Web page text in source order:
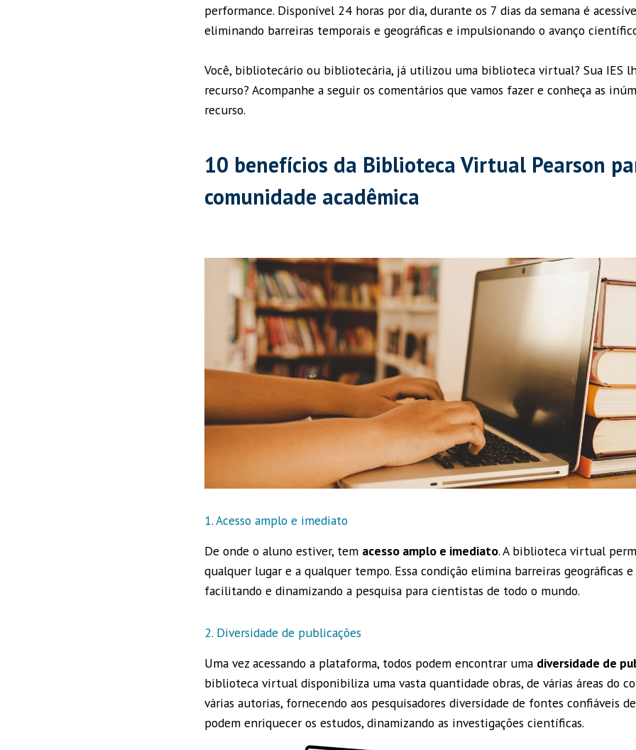
performance. Disponível 24 horas por dia, durante os 7 dias da semana é
eliminando barreiras temporais e geográficas e impulsionando o avanço
Você, bibliotecário ou bibliotecária, já utilizou uma biblioteca virtual? Sua IES
recurso? Acompanhe a seguir os comentários que vamos fazer e conheça as
recurso.
10 benefícios da Biblioteca Virtual Pearson
comunidade acadêmica
1. Acesso amplo e imediato
De onde o aluno estiver, tem acesso amplo e imediato. A biblioteca virtual
qualquer lugar e a qualquer tempo. Essa condição elimina barreiras geográficas
facilitando e dinamizando a pesquisa para cientistas de todo o mundo.
2. Diversidade de publicações
Uma vez acessando a plataforma, todos podem encontrar uma diversidade de
biblioteca virtual disponibiliza uma vasta quantidade obras, de várias áreas do
várias autorias, fornecendo aos pesquisadores diversidade de fontes confiáveis
podem enriquecer os estudos, dinamizando as investigações científicas.